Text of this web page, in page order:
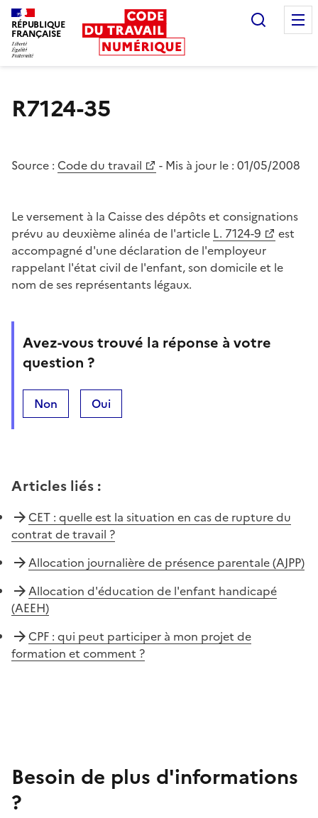
RÉPUBLIQUE
FRANÇAISE
R7124-35
Source : Code du travail - Mis à jour le : 01/05/2008
Le versement à la Caisse des dépôts et consignations
prévu au deuxième alinéa de l'article L. 7124-9
est
accompagné d'une déclaration de l'employeur
rappelant l'état civil de l'enfant, son domicile et le
nom de ses représentants légaux.
Avez-vous trouvé la réponse à votre
question ?
Non Oui
Articles liés :
CET : quelle est la situation en cas de rupture du
contrat de travail ?
Allocation journalière de présence parentale (AJPP)
Allocation d'éducation de l'enfant handicapé
(AEEH)
CPF : qui peut participer à mon projet de
formation et comment ?
Besoin de plus d'informations
?